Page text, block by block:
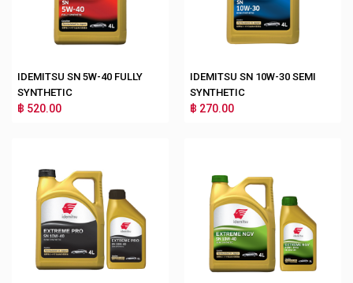
IDEMITSU SN 5W-40 FULLY
SYNTHETIC
฿ 520.00
IDEMITSU SN 10W-30 SEMI
SYNTHETIC
฿ 270.00